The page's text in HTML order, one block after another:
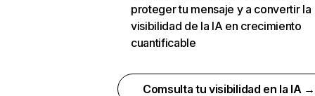
proteger tu mensaje y a convertir la
visibilidad de la IA en crecimiento
cuantificable
Comsulta tu visibilidad en la IA →